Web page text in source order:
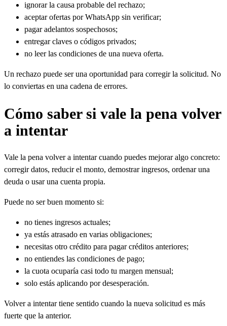
ignorar la causa probable del rechazo;
aceptar ofertas por WhatsApp sin verificar;
pagar adelantos sospechosos;
entregar claves o códigos privados;
no leer las condiciones de una nueva oferta.
Un rechazo puede ser una oportunidad para corregir la solicitud. No
lo conviertas en una cadena de errores.
Cómo saber si vale la pena volver
a intentar
Vale la pena volver a intentar cuando puedes mejorar algo concreto:
corregir datos, reducir el monto, demostrar ingresos, ordenar una
deuda o usar una cuenta propia.
Puede no ser buen momento si:
no tienes ingresos actuales;
ya estás atrasado en varias obligaciones;
necesitas otro crédito para pagar créditos anteriores;
no entiendes las condiciones de pago;
la cuota ocuparía casi todo tu margen mensual;
solo estás aplicando por desesperación.
Volver a intentar tiene sentido cuando la nueva solicitud es más
fuerte que la anterior.